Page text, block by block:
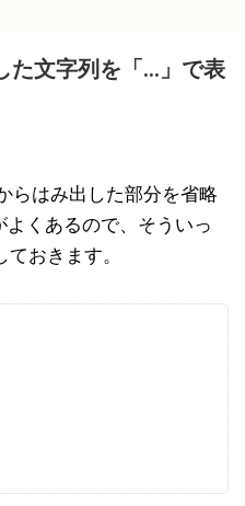
た文字列を「...」で表
らはみ出した部分を省略
くあるので、そういっ
おきます。